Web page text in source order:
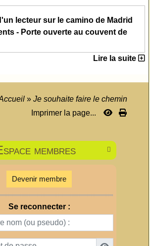
lecteur sur le camino de Madrid
- Porte ouverte au couvent de
Lire la suite
» Je souhaite faire le chemin
Imprimer la page...

membres
Devenir membre
Se reconnecter :